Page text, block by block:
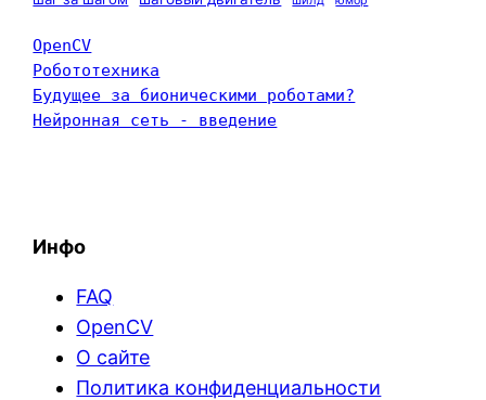
OpenCV
Робототехника
Будущее за бионическими роботами?
Нейронная сеть - введение
Инфо
FAQ
OpenCV
О сайте
Политика конфиденциальности